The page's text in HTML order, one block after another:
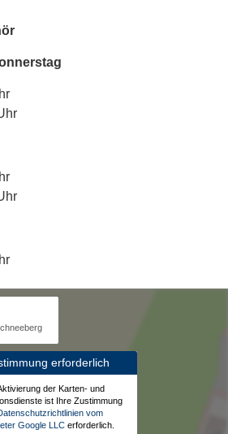
erforderlich
der Karten- und
ist Ihre Zustimmung
vom
Google LLC erforderlich.